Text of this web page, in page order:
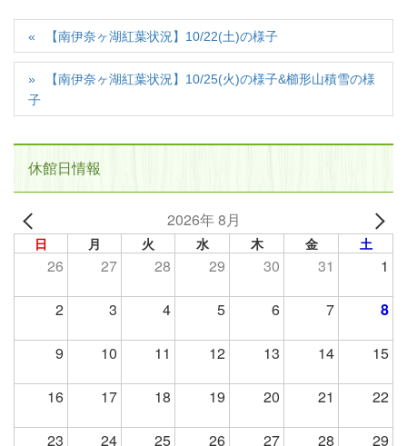
【南伊奈ヶ湖紅葉状況】10/22(土)の様子
【南伊奈ヶ湖紅葉状況】10/25(火)の様子&櫛形山積雪の様
子
休館日情報
2026年 8月
日 月 火 水 木 金 土
26 27 28 29 30 31 1
2 3 4 5 6 7 8
9 10 11 12 13 14 15
16 17 18 19 20 21 22
23 24 25 26 27 28 29